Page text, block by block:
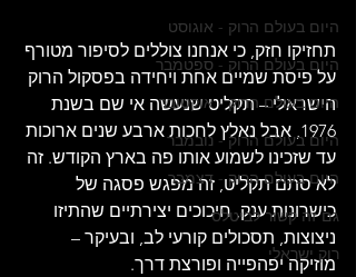
היום בעולם הרוק - אוגוסט
היום בעולם הרוק - ספטמבר
היום בעולם הרוק - אוקטובר
היום בעולם הרוק - נובמבר
היום בעולם הרוק - דצמבר
גם זה קשור לביטלס
רוק ישראלי
תחזיקו חזק, כי אנחנו צוללים לסיפור מטורף
על פיסת שמיים אחת ויחידה בפסקול הרוק
הישראלי – תקליט שנעשה אי שם בשנת
1976, אבל נאלץ לחכות ארבע שנים ארוכות
עד שזכינו לשמוע אותו פה בארץ הקודש. זה
לא סתם תקליט, זה מפגש פסגה של
כישרונות ענק, חיכוכים יצירתיים שהתיזו
ניצוצות, תסכולים קורעי לב, ובעיקר –
מוזיקה יפהפייה ופורצת דרך.